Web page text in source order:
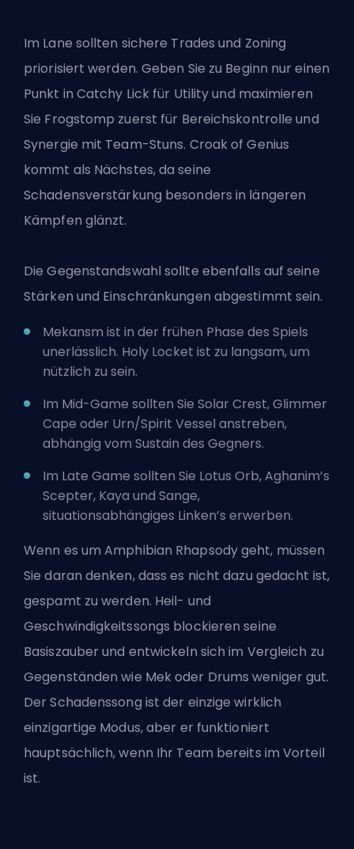
Im Lane sollten sichere Trades und Zoning
priorisiert werden. Geben Sie zu Beginn nur einen
Punkt in Catchy Lick für Utility und maximieren
Sie Frogstomp zuerst für Bereichskontrolle und
Synergie mit Team-Stuns. Croak of Genius
kommt als Nächstes, da seine
Schadensverstärkung besonders in längeren
Kämpfen glänzt.
Die Gegenstandswahl sollte ebenfalls auf seine
Stärken und Einschränkungen abgestimmt sein.
Mekansm ist in der frühen Phase des Spiels
unerlässlich. Holy Locket ist zu langsam, um
nützlich zu sein.
Im Mid-Game sollten Sie Solar Crest, Glimmer
Cape oder Urn/Spirit Vessel anstreben,
abhängig vom Sustain des Gegners.
Im Late Game sollten Sie Lotus Orb, Aghanim’s
Scepter, Kaya und Sange,
situationsabhängiges Linken’s erwerben.
Wenn es um Amphibian Rhapsody geht, müssen
Sie daran denken, dass es nicht dazu gedacht ist,
gespamt zu werden. Heil- und
Geschwindigkeitssongs blockieren seine
Basiszauber und entwickeln sich im Vergleich zu
Gegenständen wie Mek oder Drums weniger gut.
Der Schadenssong ist der einzige wirklich
einzigartige Modus, aber er funktioniert
hauptsächlich, wenn Ihr Team bereits im Vorteil
ist.